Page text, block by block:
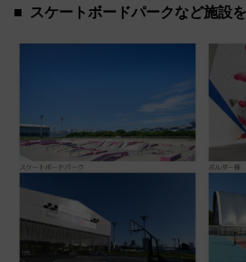
スケートボードパークなど施設